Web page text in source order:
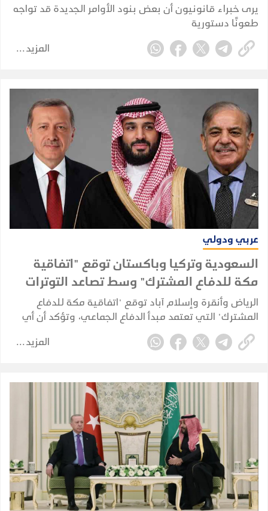
يرى خبراء قانونيون أن بعض بنود الأوامر الجديدة قد تواجه
طعونًا دستورية
المزيد
عربي ودولي
السعودية وتركيا وباكستان توقع "اتفاقية
مكة للدفاع المشترك" وسط تصاعد التوترات
الإقليمية
الرياض وأنقرة وإسلام آباد توقع "اتفاقية مكة للدفاع
المشترك" التي تعتمد مبدأ الدفاع الجماعي، وتؤكد أن أي
هجوم على إحدى الدول الثلاث يُعد هجومًا على الجميع،
مع تأكيد أن الاتفاقية دفاعية ولا تستهدف أي طرف.المزيد